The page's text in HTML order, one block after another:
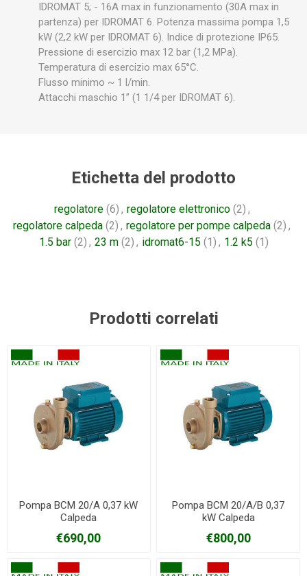
IDROMAT 5; - 16A max in funzionamento (30A max in
partenza) per IDROMAT 6. Potenza massima pompa 1,5
kW (2,2 kW per IDROMAT 6). Indice di protezione IP65.
Pressione di esercizio max 12 bar (1,2 MPa).
Temperatura di esercizio max 65°C.
Flusso minimo ~ 1 l/min.
Attacchi maschio 1” (1 1/4 per IDROMAT 6).
Etichetta del prodotto
regolatore (6) , regolatore elettronico (2) ,
regolatore calpeda (2) , regolatore per pompe calpeda (2) ,
1.5 bar (2) , 23 m (2) , idromat6-15 (1) , 1.2 k5 (1)
Prodotti correlati
Pompa BCM 20/A 0,37 kW
Calpeda
€690,00
Pompa BCM 20/A/B 0,37
kW Calpeda
€800,00